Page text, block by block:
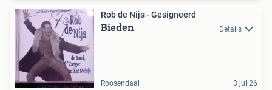
Rob de Nijs - Gesigneerd
Bieden Details
Roosendaal 3 jul 26